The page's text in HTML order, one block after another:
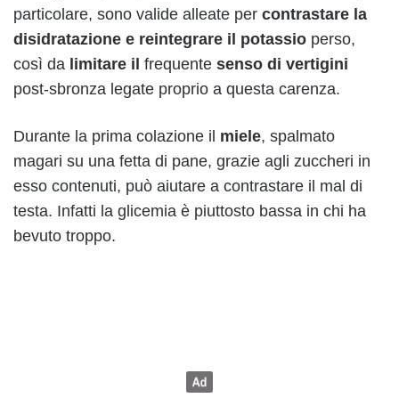
particolare, sono valide alleate per contrastare la
disidratazione e reintegrare il potassio perso,
così da limitare il frequente senso di vertigini
post-sbronza legate proprio a questa carenza.
Durante la prima colazione il miele, spalmato
magari su una fetta di pane, grazie agli zuccheri in
esso contenuti, può aiutare a contrastare il mal di
testa. Infatti la glicemia è piuttosto bassa in chi ha
bevuto troppo.